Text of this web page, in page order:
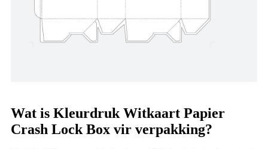
Wat is Kleurdruk Witkaart Papier
Crash Lock Box vir verpakking?